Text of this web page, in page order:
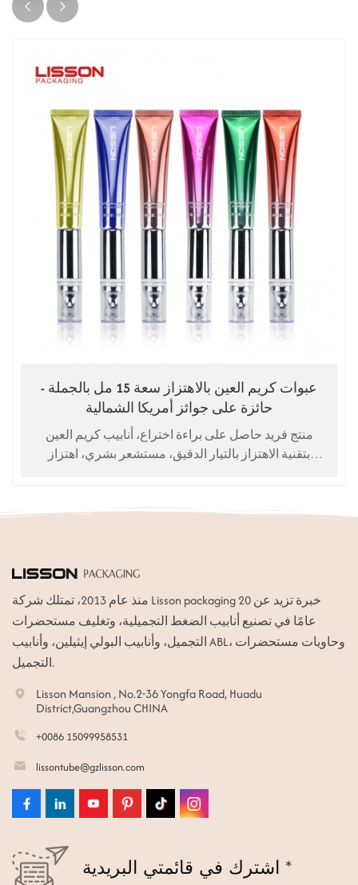
عبوات كريم العين بالاهتزاز سعة 15 مل بالجملة -
حائزة على جوائز أمريكا الشمالية
منتج فريد حاصل على براءة اختراع، أنابيب كريم العين
بتقنية الاهتزاز بالتيار الدقيق، مستشعر بشري، اهتزاز
منذ عام 2013، تمتلك شركة Lisson packaging خبرة تزيد عن 20
عامًا في تصنيع أنابيب الضغط التجميلية، وتغليف مستحضرات
التجميل، وأنابيب البولي إيثيلين، وأنابيب ABL، وحاويات مستحضرات
التجميل.
Lisson Mansion , No.2-36 Yongfa Road, Huadu
District,Guangzhou CHINA
+0086 15099958531
lissontube@gzlisson.com
اشترك في قائمتي البريدية *